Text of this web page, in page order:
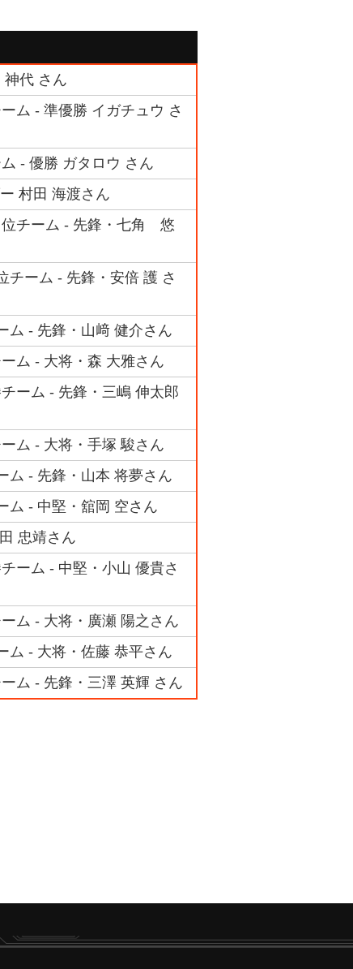
神代 さん
ム - 準優勝 イガチュウ さ
- 優勝 ガタロウ さん
村田 海渡さん
位チーム - 先鋒・七角 悠
チーム - 先鋒・安倍 護 さ
ム - 先鋒・山﨑 健介さん
ム - 大将・森 大雅さん
ーム - 先鋒・三嶋 伸太郎
ム - 大将・手塚 駿さん
ム - 先鋒・山本 将夢さん
ム - 中堅・舘岡 空さん
忠靖さん
ーム - 中堅・小山 優貴さ
ム - 大将・廣瀬 陽之さん
ム - 大将・佐藤 恭平さん
ム - 先鋒・三澤 英輝 さん